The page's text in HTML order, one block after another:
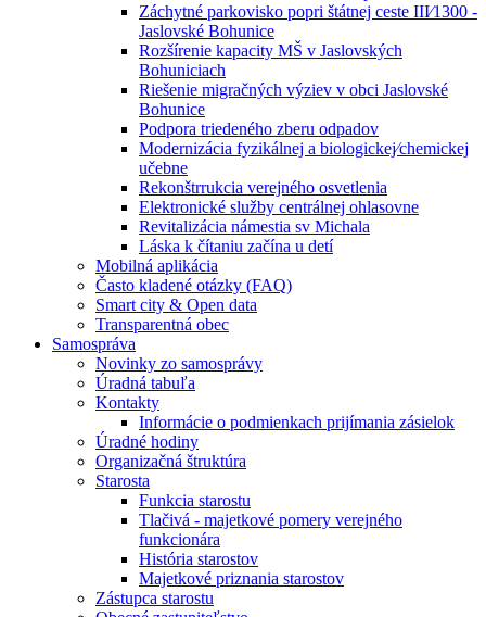
Záchytné parkovisko popri štátnej ceste III⁄1300 -
Jaslovské Bohunice
Rozšírenie kapacity MŠ v Jaslovských
Bohuniciach
Riešenie migračných výziev v obci Jaslovské
Bohunice
Podpora triedeného zberu odpadov
Modernizácia fyzikálnej a biologickej⁄chemickej
učebne
Rekonštrrukcia verejného osvetlenia
Elektronické služby centrálnej ohlasovne
Revitalizácia námestia sv Michala
Láska k čítaniu začína u detí
Mobilná aplikácia
Často kladené otázky (FAQ)
Smart city & Open data
Transparentná obec
Samospráva
Novinky zo samosprávy
Úradná tabuľa
Kontakty
Informácie o podmienkach prijímania zásielok
Úradné hodiny
Organizačná štruktúra
Starosta
Funkcia starostu
Tlačivá - majetkové pomery verejného
funkcionára
História starostov
Majetkové priznania starostov
Zástupca starostu